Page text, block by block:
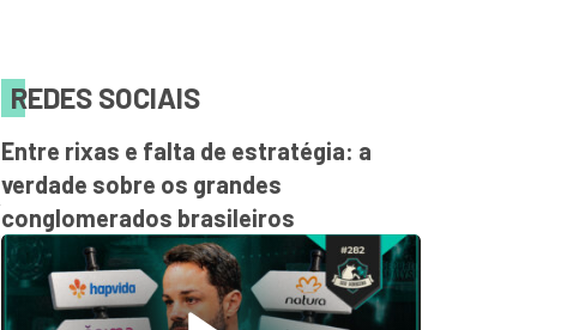
REDES SOCIAIS
Entre rixas e falta de estratégia: a
verdade sobre os grandes
conglomerados brasileiros